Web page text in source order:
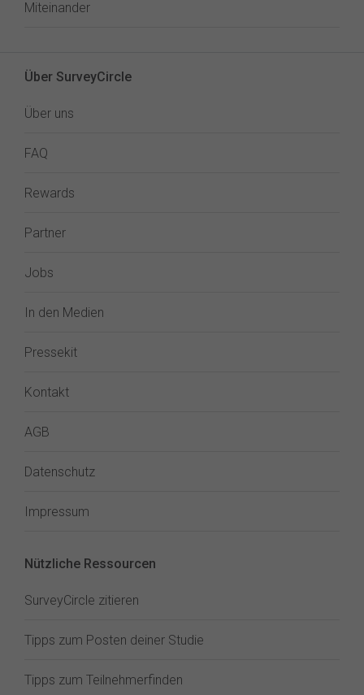
Miteinander
Über SurveyCircle
Über uns
FAQ
Rewards
Partner
Jobs
In den Medien
Pressekit
Kontakt
AGB
Datenschutz
Impressum
Nützliche Ressourcen
SurveyCircle zitieren
Tipps zum Posten deiner Studie
Tipps zum Teilnehmerfinden